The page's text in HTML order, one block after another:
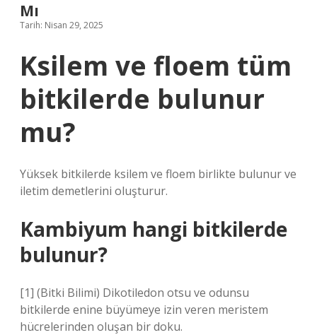
Mı
Tarih: Nisan 29, 2025
Ksilem ve floem tüm
bitkilerde bulunur
mu?
Yüksek bitkilerde ksilem ve floem birlikte bulunur ve
iletim demetlerini oluşturur.
Kambiyum hangi bitkilerde
bulunur?
[1] (Bitki Bilimi) Dikotiledon otsu ve odunsu
bitkilerde enine büyümeye izin veren meristem
hücrelerinden oluşan bir doku.